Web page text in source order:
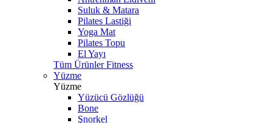
Suluk & Matara
Pilates Lastiği
Yoga Mat
Pilates Topu
El Yayı
Tüm Ürünler Fitness
Yüzme
Yüzme
Yüzücü Gözlüğü
Bone
Şnorkel